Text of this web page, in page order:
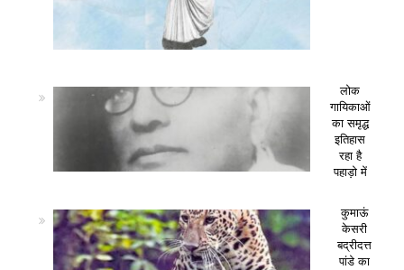
लोक
गायिकाओं
का समृद्ध
इतिहास
रहा है
पहाड़ो में
कुमाऊं
केसरी
बद्रीदत्त
पांडे का